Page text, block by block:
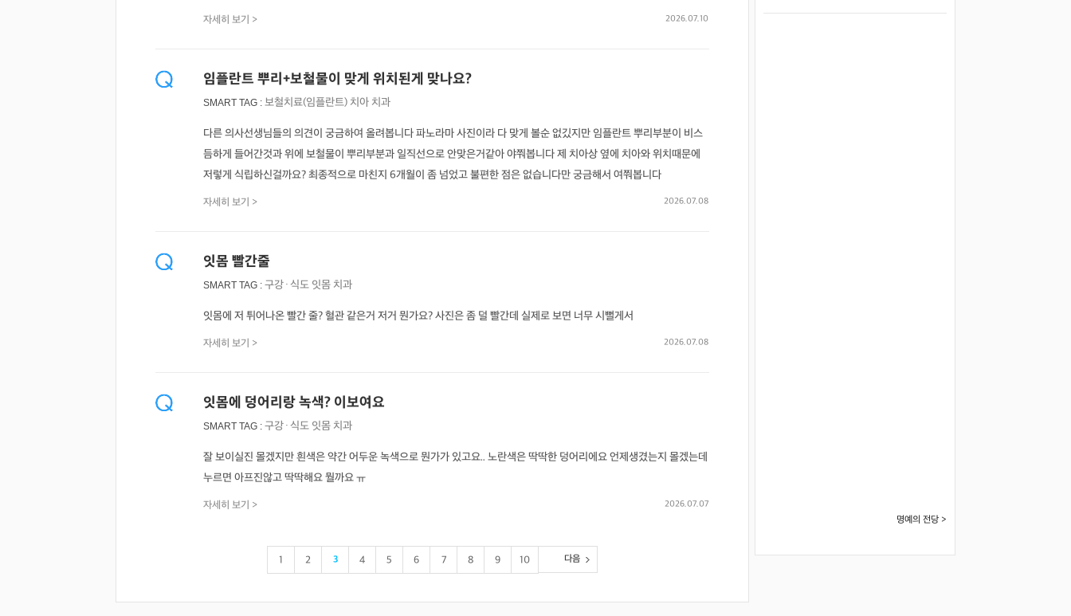
자세히 보기 > 2026.07.10
임플란트 뿌리+보철물이 맞게 위치된게 맞나요?
SMART TAG : 보철치료(임플란트) 치아 치과
다른 의사선생님들의 의견이 궁금하여 올려봅니다 파노라마 사진이라 다 맞게 볼순 없깄지만 임플란트 뿌리부분이 비스
듬하게 들어간것과 위에 보철물이 뿌리부분과 일직선으로 안맞은거같아 야쭤봅니다 제 치아상 옆에 치아와 위치때문에
저렇게 식립하신걸까요? 최종적으로 마친지 6개월이 좀 넘었고 불편한 점은 없습니다만 궁금해서 여쭤봅니다
자세히 보기 > 2026.07.08
잇몸 빨간줄
SMART TAG : 구강·식도 잇몸 치과
잇몸에 저 튀어나온 빨간 줄? 혈관 같은거 저거 뭔가요? 사진은 좀 덜 빨간데 실제로 보면 너무 시뻘게서
자세히 보기 > 2026.07.08
잇몸에 덩어리랑 녹색? 이보여요
SMART TAG : 구강·식도 잇몸 치과
잘 보이실진 몰겠지만 흰색은 약간 어두운 녹색으로 뭔가가 있고요.. 노란색은 딱딱한 덩어리에요 언제생겼는지 몰겠는데
누르면 아프진않고 딱딱해요 뭘까요 ㅠ
자세히 보기 > 2026.07.07
1 2 3 4 5 6 7 8 9 10 다음
명예의 전당 >